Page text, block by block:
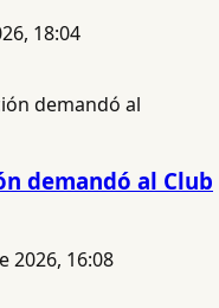
18:04
demandó al Club
2026, 16:08